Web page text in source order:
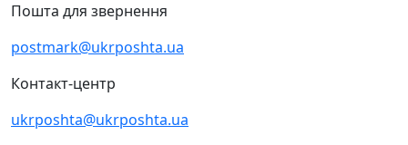
Пошта для звернення
postmark@ukrposhta.ua
Контакт-центр
ukrposhta@ukrposhta.ua